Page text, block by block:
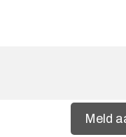
Meld